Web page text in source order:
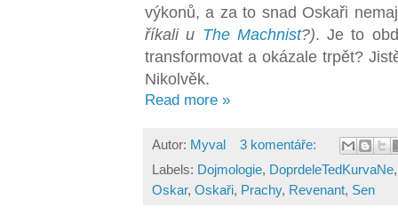
výkonů, a za to snad Oskaři
říkali u The Machnist?). Je to
transformovat a okázale trpět?
Nikolvěk.
Read more »
Autor: Myval
3 komentáře:
Labels: Dojmologie, DoprdeleTedKurvaNe
Oskar, Oskaři, Prachy, Revenant, Sen